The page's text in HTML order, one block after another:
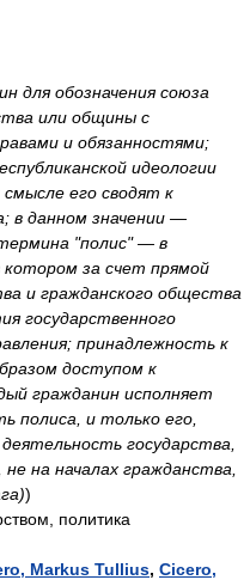
для обозначения союза
или общины с
и обязанностями;
идеологии
его сводят к
в данном значении —
"полис" — в
котором за счет прямой
и гражданского общества
государственного
принадлежность к
доступом к
гражданин исполняет
полиса, и только его,
государства,
на началах гражданства,
)
политика
Markus Tullius, Cicero,